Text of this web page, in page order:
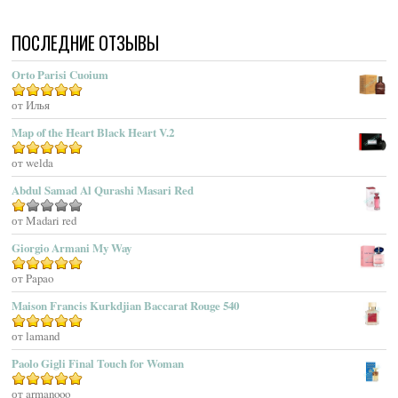
Acqua Di Sardegna
Acqua Di Stresa
Adam Levine
Adamo Parfum
Adidas
Adolfo Dominguez
Adrienne Vittadini
Aedes De Venustas
Aerin Lauder
Aether
Affinessence
Afnan Perfumes
Agatha Ruiz De La Prada
Agatho Parfum
Agent Provocateur
Agnes B
ПОСЛЕДНИЕ ОТЗЫВЫ
Orto Parisi Cuoium
Оценка
от Илья
Map of the Heart Black Heart V.2
Оценка5
от welda
Abdul Samad Al Qurashi Masari Red
Оценка
1
из
5
от Madari red
Giorgio Armani My Way
Оценка5
от Papao
Maison Francis Kurkdjian Baccarat Rouge 540
Оценка5из 5
от lamand
Paolo Gigli Final Touch for Woman
Оценка5из 5
от armanooo